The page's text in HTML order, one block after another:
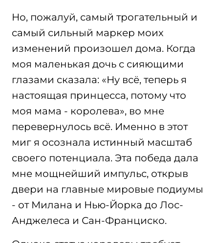
Но, пожалуй, самый трогательный и
самый сильный маркер моих
изменений произошел дома. Когда
моя маленькая дочь с сияющими
глазами сказала: «Ну всё, теперь я
настоящая принцесса, потому что
моя мама - королева», во мне
перевернулось всё. Именно в этот
миг я осознала истинный масштаб
своего потенциала. Эта победа дала
мне мощнейший импульс, открыв
двери на главные мировые подиумы
- от Милана и Нью-Йорка до Лос-
Анджелеса и Сан-Франциско.